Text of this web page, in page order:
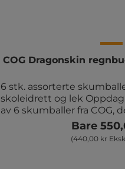
COG Dragonskin
6 stk. assorterte
skoleidrett og lek
av 6 skumballer fra COG,
på allsidighet og
på 15 cm er disse ballene
aktiviteter – fra kanonball
Bare
(440,00 kr